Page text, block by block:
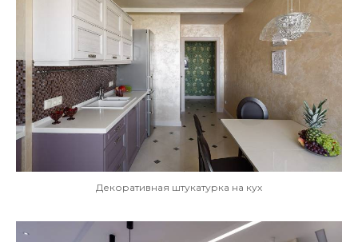
Декоративная штукатурка на кух